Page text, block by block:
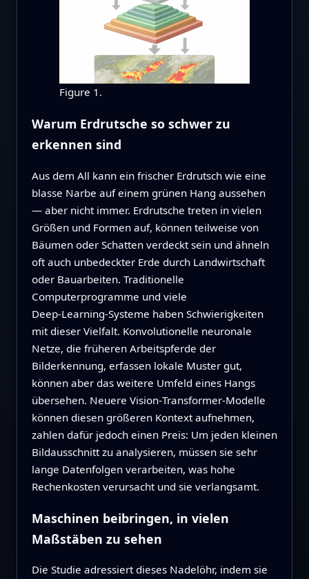
Figure 1.
Warum Erdrutsche so schwer zu
erkennen sind
Aus dem All kann ein frischer Erdrutsch wie eine
blasse Narbe auf einem grünen Hang aussehen
— aber nicht immer. Erdrutsche treten in vielen
Größen und Formen auf, können teilweise von
Bäumen oder Schatten verdeckt sein und ähneln
oft auch unbedeckter Erde durch Landwirtschaft
oder Bauarbeiten. Traditionelle
Computerprogramme und viele
Deep‑Learning‑Systeme haben Schwierigkeiten
mit dieser Vielfalt. Konvolutionelle neuronale
Netze, die früheren Arbeitspferde der
Bilderkennung, erfassen lokale Muster gut,
können aber das weitere Umfeld eines Hangs
übersehen. Neuere Vision‑Transformer‑Modelle
können diesen größeren Kontext aufnehmen,
zahlen dafür jedoch einen Preis: Um jeden kleinen
Bildausschnitt zu analysieren, müssen sie sehr
lange Datenfolgen verarbeiten, was hohe
Rechenkosten verursacht und sie verlangsamt.
Maschinen beibringen, in vielen
Maßstäben zu sehen
Die Studie adressiert dieses Nadelöhr, indem sie